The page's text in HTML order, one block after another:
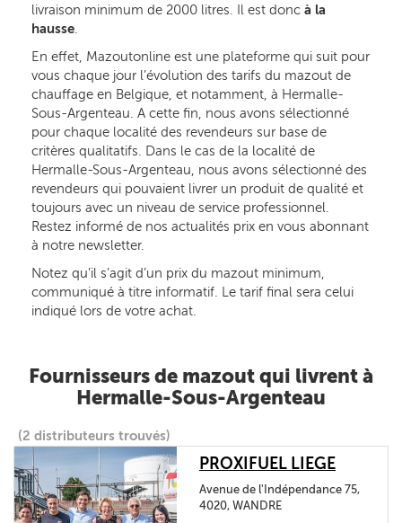
livraison minimum de 2000 litres. Il est donc à la
hausse.
En effet, Mazoutonline est une plateforme qui suit pour
vous chaque jour l’évolution des tarifs du mazout de
chauffage en Belgique, et notamment, à Hermalle-
Sous-Argenteau. A cette fin, nous avons sélectionné
pour chaque localité des revendeurs sur base de
critères qualitatifs. Dans le cas de la localité de
Hermalle-Sous-Argenteau, nous avons sélectionné des
revendeurs qui pouvaient livrer un produit de qualité et
toujours avec un niveau de service professionnel.
Restez informé de nos actualités prix en vous abonnant
à notre newsletter.
Notez qu’il s’agit d’un prix du mazout minimum,
communiqué à titre informatif. Le tarif final sera celui
indiqué lors de votre achat.
Fournisseurs de mazout qui livrent à
Hermalle-Sous-Argenteau
(2 distributeurs trouvés)
PROXIFUEL LIEGE
Avenue de l'Indépendance 75,
4020, WANDRE